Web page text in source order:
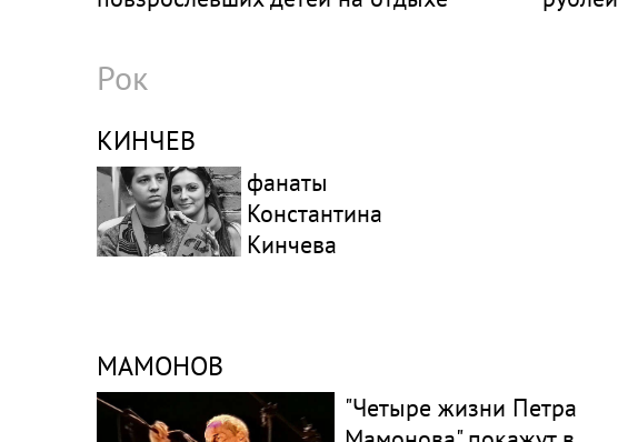
Рок
КИНЧЕВ
фанаты
Константина
Кинчева
МАМОНОВ
"Четыре жизни Петра